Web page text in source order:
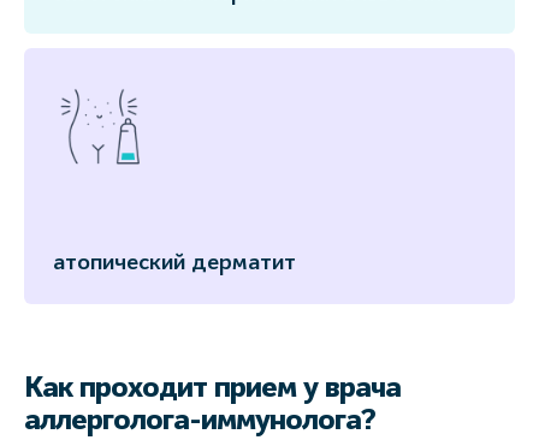
атопический дерматит
Как проходит прием у врача
аллерголога-иммунолога?